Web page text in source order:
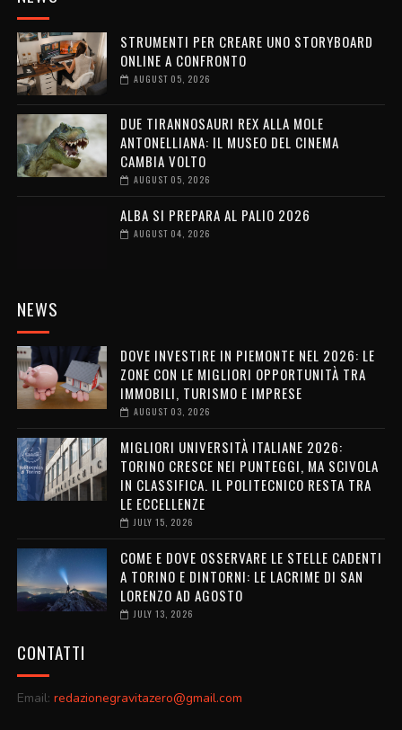
STRUMENTI PER CREARE UNO STORYBOARD
ONLINE A CONFRONTO
AUGUST 05, 2026
DUE TIRANNOSAURI REX ALLA MOLE
ANTONELLIANA: IL MUSEO DEL CINEMA
CAMBIA VOLTO
AUGUST 05, 2026
ALBA SI PREPARA AL PALIO 2026
AUGUST 04, 2026
NEWS
DOVE INVESTIRE IN PIEMONTE NEL 2026: LE
ZONE CON LE MIGLIORI OPPORTUNITÀ TRA
IMMOBILI, TURISMO E IMPRESE
AUGUST 03, 2026
MIGLIORI UNIVERSITÀ ITALIANE 2026:
TORINO CRESCE NEI PUNTEGGI, MA SCIVOLA
IN CLASSIFICA. IL POLITECNICO RESTA TRA
LE ECCELLENZE
JULY 15, 2026
COME E DOVE OSSERVARE LE STELLE CADENTI
A TORINO E DINTORNI: LE LACRIME DI SAN
LORENZO AD AGOSTO
JULY 13, 2026
CONTATTI
Email: redazionegravitazero@gmail.com